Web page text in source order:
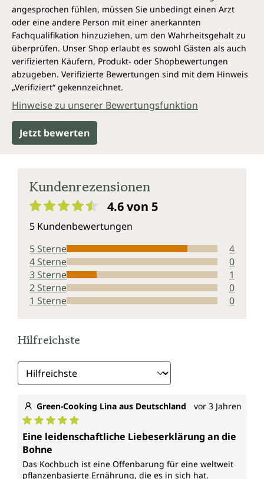
angesprochen fühlen, müssen Sie unbedingt einen Arzt
oder eine andere Person mit einer anerkannten
Fachqualifikation hinzuziehen, um den Wahrheitsgehalt zu
überprüfen. Unser Shop erlaubt es sowohl Gästen als auch
verifizierten Käufern, Produkt- oder Shopbewertungen
abzugeben. Verifizierte Bewertungen sind mit dem Hinweis
„Verifiziert“ gekennzeichnet.
Hinweise zu unserer Bewertungsfunktion
Jetzt bewerten
Kundenrezensionen
4.6 von 5
5 Kundenbewertungen
5 Sterne
4
4 Sterne
0
3 Sterne
1
2 Sterne
0
1 Sterne
0
Hilfreichste
Green-Cooking Lina aus Deutschland vor 3 Jahren
Durchschnittliche Bewertung von 5 von 5 Sternen
Eine leidenschaftliche Liebeserklärung an die
Bohne
Das Kochbuch ist eine Offenbarung für eine weltweit
pflanzenbasierte Ernährung, die es in sich hat.